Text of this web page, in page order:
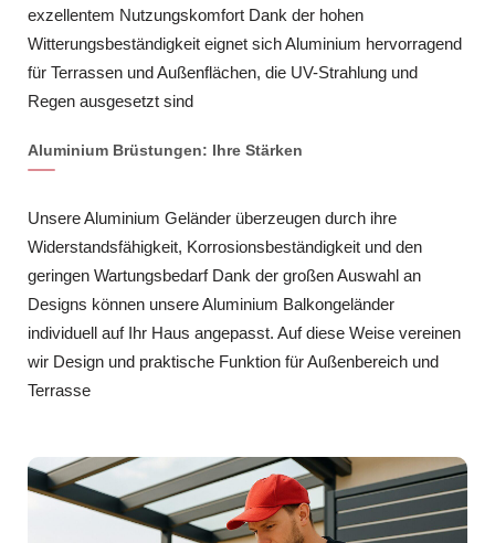
exzellentem Nutzungskomfort Dank der hohen
Witterungsbeständigkeit eignet sich Aluminium hervorragend
für Terrassen und Außenflächen, die UV-Strahlung und
Regen ausgesetzt sind
Aluminium Brüstungen: Ihre Stärken
Unsere Aluminium Geländer überzeugen durch ihre
Widerstandsfähigkeit, Korrosionsbeständigkeit und den
geringen Wartungsbedarf Dank der großen Auswahl an
Designs können unsere Aluminium Balkongeländer
individuell auf Ihr Haus angepasst. Auf diese Weise vereinen
wir Design und praktische Funktion für Außenbereich und
Terrasse